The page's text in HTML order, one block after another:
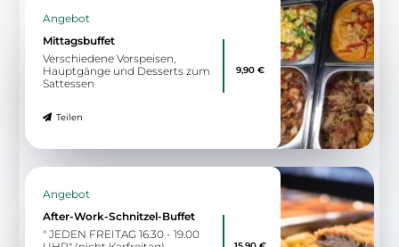
Angebot
Mittagsbuffet
Verschiedene Vorspeisen,
Hauptgänge und Desserts zum
Sattessen
Teilen
9,90 €
Angebot
After-Work-Schnitzel-Buffet
" JEDEN FREITAG 16.30 - 19.00